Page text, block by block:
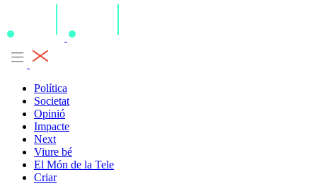
Política
Societat
Opinió
Impacte
Next
Viure bé
El Món de la Tele
Criar